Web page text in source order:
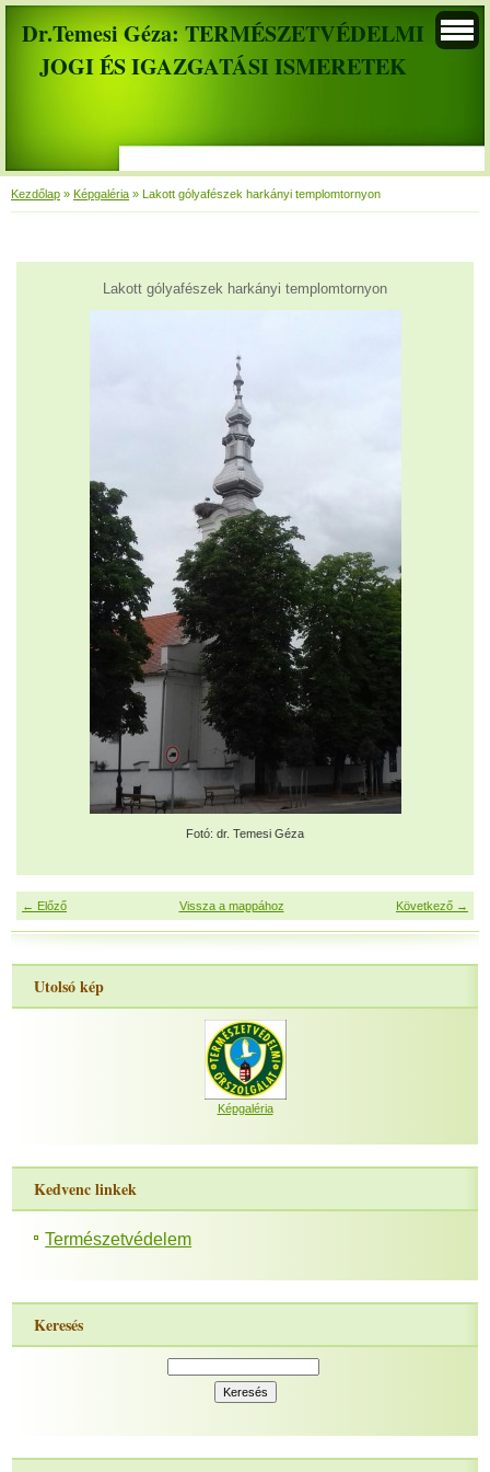
Dr.Temesi Géza: TERMÉSZETVÉDELMI
JOGI ÉS IGAZGATÁSI ISMERETEK
Kezdőlap » Képgaléria » Lakott gólyafészek harkányi templomtornyon
Lakott gólyafészek harkányi templomtornyon
Fotó: dr. Temesi Géza
← Előző Következő →
Vissza a mappához
Utolsó kép
Képgaléria
Kedvenc linkek
Természetvédelem
Keresés